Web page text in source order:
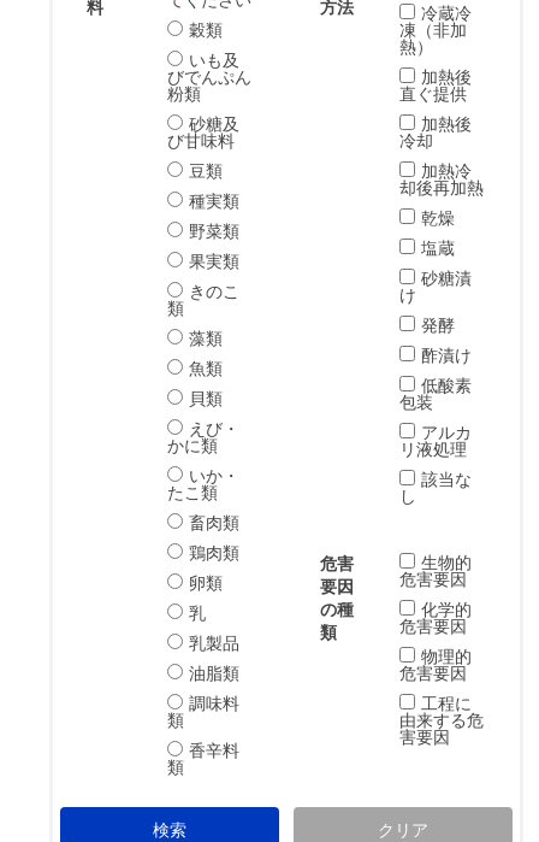
料
穀類
いも及
びでんぷん
粉類
砂糖及
び甘味料
豆類
種実類
野菜類
果実類
きのこ
類
藻類
魚類
貝類
えび・
かに類
いか・
たこ類
畜肉類
鶏肉類
卵類
乳
乳製品
油脂類
調味料
類
香辛料
類
方法
冷蔵冷
凍（非加
熱）
加熱後
直ぐ提供
加熱後
冷却
加熱冷
却後再加熱
乾燥
塩蔵
砂糖漬
け
発酵
酢漬け
低酸素
包装
アルカ
リ液処理
該当な
し
危害
要因
の種
類
生物的
危害要因
化学的
危害要因
物理的
危害要因
工程に
由来する危
害要因
検索 クリア